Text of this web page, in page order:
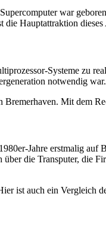
war
Hauptattraktion dieses
Systeme zu
notwendig war.
Mit dem
Jahre erstmalig
die Transputer, die
ist auch ein Vergleich